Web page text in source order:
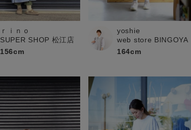
ｒｉｎｏ
SUPER SHOP 松江店
156cm
yoshie
web store BINGOYA
164cm